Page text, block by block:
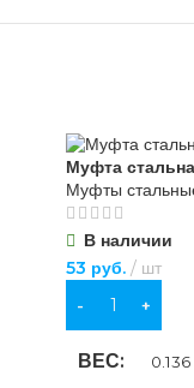
Муфта
Муфты
В наличии
53 руб. шт
В КОРЗИНУ
ВЕС 0.136